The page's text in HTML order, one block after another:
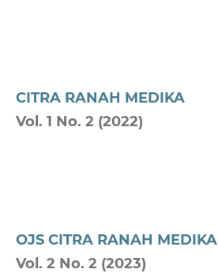
CITRA RANAH MEDIKA
Vol. 1 No. 2 (2022)
OJS CITRA RANAH MEDIKA
Vol. 2 No. 2 (2023)